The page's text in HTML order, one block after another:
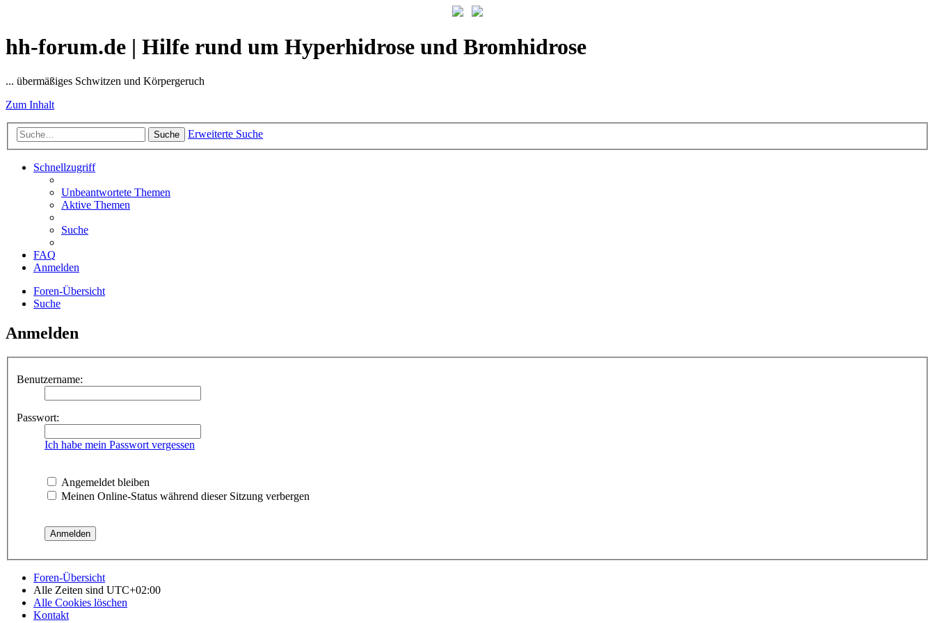
hh-forum.de | Hilfe rund um Hyperhidrose und Bromhidrose
... übermäßiges Schwitzen und Körpergeruch
Zum Inhalt
Suche Erweiterte Suche
Schnellzugriff
Unbeantwortete Themen
Aktive Themen
Suche
FAQ
Anmelden
Foren-Übersicht
Suche
Anmelden
Benutzername:
Passwort:
Ich habe mein Passwort vergessen
Angemeldet bleiben
Meinen Online-Status während dieser Sitzung verbergen
Foren-Übersicht
Alle Zeiten sind UTC+02:00
Alle Cookies löschen
Kontakt